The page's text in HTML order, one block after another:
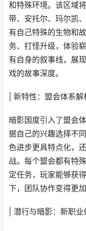
和特殊环境。该区域
带、安托尔、玛尔凯
有自己特殊的生物和
务、打怪升级，体验
有自身的叙事线，展
戏的故事深度。
| 新特性：盟会体系解
暗影国度引入了盟会
据自己的兴趣选择不
色进步更具特点化，
战。每个盟会都有特
定任务，玩家能够获
下，团队协作变得更
| 潜行与暗影：新职业